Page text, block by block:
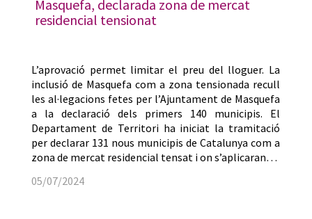
Masquefa, declarada zona de mercat
residencial tensionat
L’aprovació permet limitar el preu del lloguer. La
inclusió de Masquefa com a zona tensionada recull
les al·legacions fetes per l’Ajuntament de Masquefa
a la declaració dels primers 140 municipis. El
Departament de Territori ha iniciat la tramitació
per declarar 131 nous municipis de Catalunya com a
zona de mercat residencial tensat i on s’aplicaran…
05/07/2024